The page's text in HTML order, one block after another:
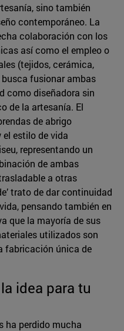
sino también
contemporáneo. La
colaboración con los
así como el empleo o
(tejidos, cerámica,
fusionar ambas
como diseñadora sin
de la artesanía. El
de abrigo
estilo de vida
representando un
de ambas
a otras
trato de dar continuidad
pensando también en
que la mayoría de sus
utilizados son
fabricación única de
idea para tu
ha perdido mucha